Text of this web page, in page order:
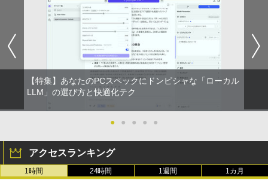
異世界居酒屋「のぶ」(22) (角川コミックス・
エース)
￥832
ONE PIECE モノクロ版 115 (ジャンプコミッ
クスDIGITAL)
￥594
【期間限定 ポイントUP＆クーポン配
布】 Lenovo 500e Chromebook Gen 4
s 2in1 ノートパソコン 83L5S00000 Chr
omeOS N100 メモリ4GB eMMC64GB 1
1.6インチ タッチ対応 再生品Aランク
￥36,800
2
中古ノートパソコン HP ProBook 450 G
5 G6 G7 G8 第10世代 Core i3/i5選択可
16GB SSD512GB 15.6型 Webカメラ テ
ンキー 軽量 ビジネス 在宅勤務 学生向け
￥24,980
【今だけ】全品ポイント10倍 お買い物マ
ラソン★8/4～8/11★中古パソコン デス
クトップPC FUJITSU ESPRIMO Q558/B
Core i5 9500T メモリ8GB 中古SSD 2.5
インチ256GB Windows11 Pro 64bit
【送料無料】【1年保証】
￥22,800
デスクトップパソコン デル DELL optipl
GB 16GB SSD256GB HDMI office Win
dows11 pro Win11 4K 対応 ミニPC デ
スクトップパソコン デスクトップ PC 中
古パソコン 1186aR 10249091
R090-DELL E2220H 21.5インチ 液晶モ
ニタ 1点 フルHD(1920x1080) DisplayP
ort/VGA 応答速度:5ms ★送料無料★
【中古動作品】
￥3,650
ATA | LCD-AH241EDB-B-B | 23.8型ワイ
ドTFT 1920×1080(フルHD) | LEDバック
A・HDMI) | VGAケーブル・電源ケーブ
ル付属【30日保証】
￥6,280
アンダーニンジャ（18） 【電子書籍】[
花沢健吾 ]
杖と剣のウィストリア（16） 【電子書
￥594
3
町人Aは悪役令嬢をどうしても救いた
【特集】あなたのPCスペックにドンピシャな「ローカル
LLM」の選び方と快適化テク
● ● ● ● ●
アクセスランキング
1時間 24時間 1週間 1カ月